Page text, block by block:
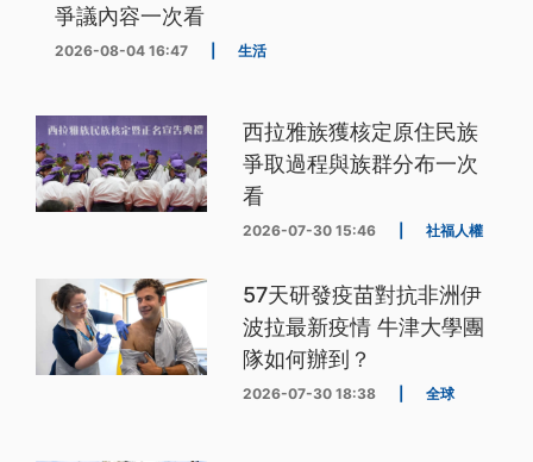
爭議內容一次看
2026-08-04 16:47 生活
西拉雅族獲核定原住民族
爭取過程與族群分布一次
看
2026-07-30 15:46 社福人權
57天研發疫苗對抗非洲伊
波拉最新疫情 牛津大學團
隊如何辦到？
2026-07-30 18:38 全球